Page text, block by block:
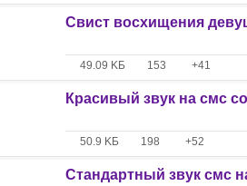
Свист восхищения
49.09 KБ 153 +41
Красивый звук на смс
50.9 KБ 198 +52
Стандартный звук смс